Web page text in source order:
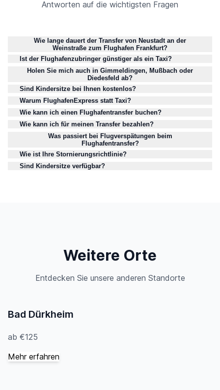
Antworten auf die wichtigsten Fragen
Wie lange dauert der Transfer von Neustadt an der
Weinstraße zum Flughafen Frankfurt?
Ist der Flughafenzubringer günstiger als ein Taxi?
Holen Sie mich auch in Gimmeldingen, Mußbach oder
Diedesfeld ab?
Sind Kindersitze bei Ihnen kostenlos?
Warum FlughafenExpress statt Taxi?
Wie kann ich einen Flughafentransfer buchen?
Wie kann ich für meinen Transfer bezahlen?
Was passiert bei Flugverspätungen beim
Flughafentransfer?
Wie ist Ihre Stornierungsrichtlinie?
Sind Kindersitze verfügbar?
Weitere Orte
Entdecken Sie unsere anderen Standorte
Bad Dürkheim
ab €125
Mehr erfahren